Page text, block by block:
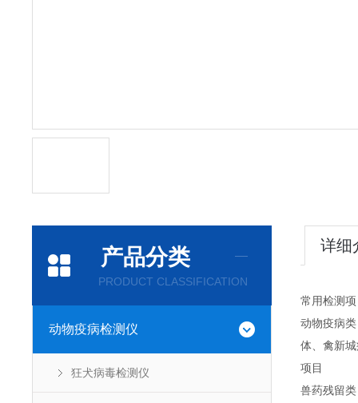
产品分类
PRODUCT CLASSIFICATION
动物疫病检测仪
狂犬病毒检测仪
详细
常用检测
动物疫病
体、禽新
项目
兽药残留